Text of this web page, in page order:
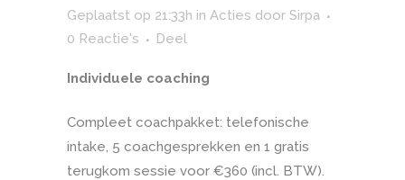
Geplaatst op 21:33h in Acties door Sirpa
0 Reactie's
Deel
Individuele coaching
Compleet coachpakket: telefonische
intake, 5 coachgesprekken en 1 gratis
terugkom sessie voor €360 (incl. BTW).